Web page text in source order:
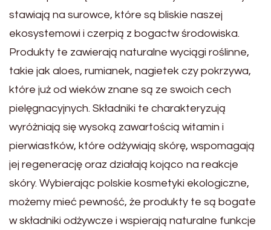
stawiają na surowce, które są bliskie naszej
ekosystemowi i czerpią z bogactw środowiska.
Produkty te zawierają naturalne wyciągi roślinne,
takie jak aloes, rumianek, nagietek czy pokrzywa,
które już od wieków znane są ze swoich cech
pielęgnacyjnych. Składniki te charakteryzują
wyróżniają się wysoką zawartością witamin i
pierwiastków, które odżywiają skórę, wspomagają
jej regenerację oraz działają kojąco na reakcje
skóry. Wybierając polskie kosmetyki ekologiczne,
możemy mieć pewność, że produkty te są bogate
w składniki odżywcze i wspierają naturalne funkcje